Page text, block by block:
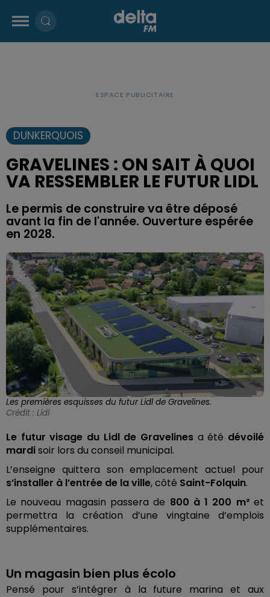
DUNKERQUOIS
GRAVELINES : ON SAIT À QUOI
VA RESSEMBLER LE FUTUR LIDL
Le permis de construire va être déposé
avant la fin de l'année. Ouverture espérée
en 2028.
Les premières esquisses du futur Lidl de Gravelines.
Crédit : Lidl
Le futur visage du Lidl de Gravelines a été dévoilé
mardisoir lors du conseil municipal.
L’enseigne quittera son emplacement actuel pour
s’installer à l’entrée de la ville, côté Saint-Folquin.
Le nouveau magasin passera de 800 à 1 200 m²et
permettra la création d’une vingtaine d’emplois
supplémentaires.
Un magasin bien plus écolo
Pensé pour s’intégrer à la future marina et aux